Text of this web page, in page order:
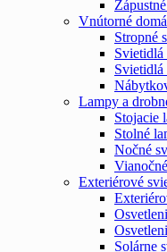
Vnútorné
Stropné
Svietidlá
Svietidlá
Lampy a
Stojacie
Stolné
Nočné
Exteriérové
Solárne